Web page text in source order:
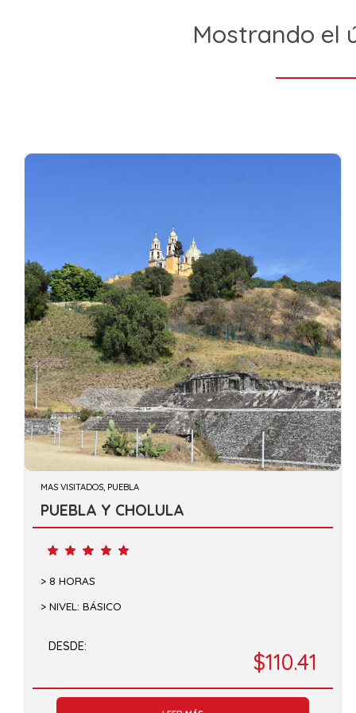
Mostrando el
MAS VISITADOS, PUEBLA
PUEBLA Y CHOLULA
8 HORAS
NIVEL: BÁSICO
DESDE:
$110.41